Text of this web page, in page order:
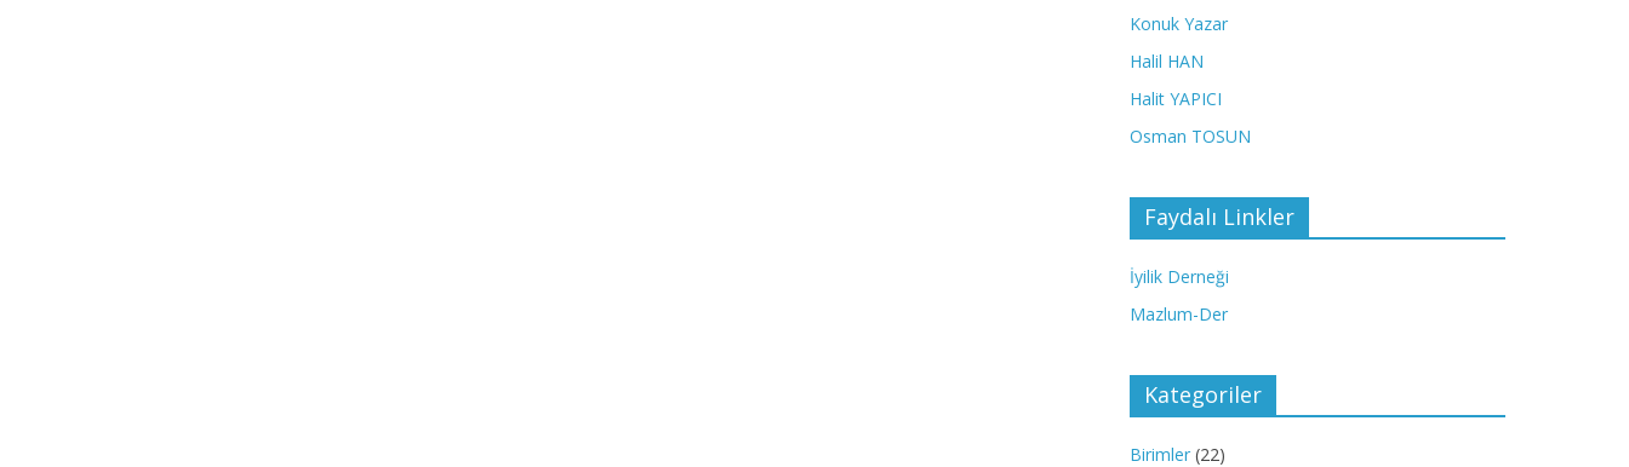
Konuk Yazar
Halil HAN
Halit YAPICI
Osman TOSUN
Faydalı Linkler
İyilik Derneği
Mazlum-Der
Kategoriler
Birimler (22)